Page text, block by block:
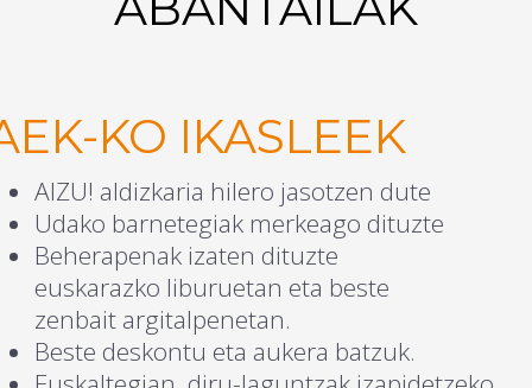
KO IKASLEEK
AIZU! aldizkaria hilero jasotzen dute
Udako barnetegiak merkeago dituzte
Beherapenak izaten dituzte
euskarazko liburuetan eta beste
zenbait argitalpenetan.
Beste deskontu eta aukera batzuk.